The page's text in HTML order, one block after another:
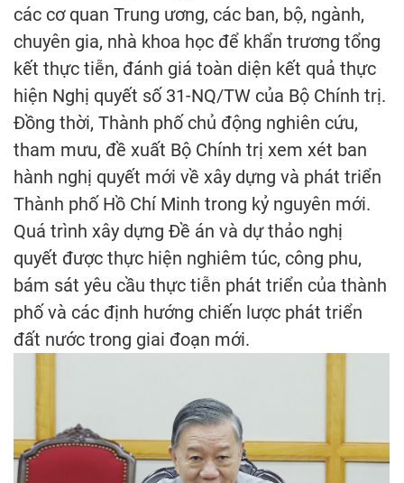
các cơ quan Trung ương, các ban, bộ, ngành,
chuyên gia, nhà khoa học để khẩn trương tổng
kết thực tiễn, đánh giá toàn diện kết quả thực
hiện Nghị quyết số 31-NQ/TW của Bộ Chính trị.
Đồng thời, Thành phố chủ động nghiên cứu,
tham mưu, đề xuất Bộ Chính trị xem xét ban
hành nghị quyết mới về xây dựng và phát triển
Thành phố Hồ Chí Minh trong kỷ nguyên mới.
Quá trình xây dựng Đề án và dự thảo nghị
quyết được thực hiện nghiêm túc, công phu,
bám sát yêu cầu thực tiễn phát triển của thành
phố và các định hướng chiến lược phát triển
đất nước trong giai đoạn mới.